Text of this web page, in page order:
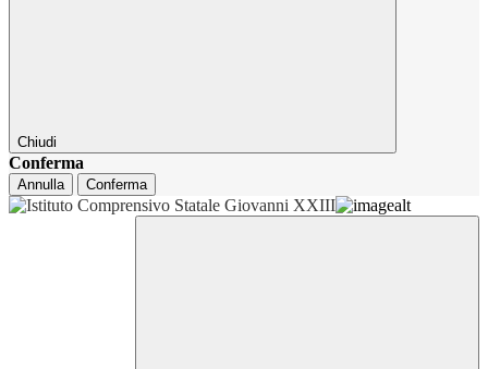
Chiudi
Conferma
Annulla Conferma